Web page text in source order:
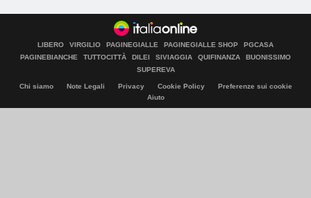
LIBERO VIRGILIO PAGINEGIALLE PAGINEGIALLE SHOP
PGCASA
PAGINEBIANCHE
TUTTOCITTÀ DILEI SIVIAGGIA QUIFINANZA
BUONISSIMO
SUPEREVA
Chi siamo Note Legali Privacy Cookie Policy
Preferenze sui cookie
Aiuto